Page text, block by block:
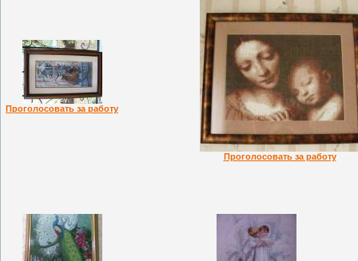
Проголосовать за работу
Проголосовать за работу